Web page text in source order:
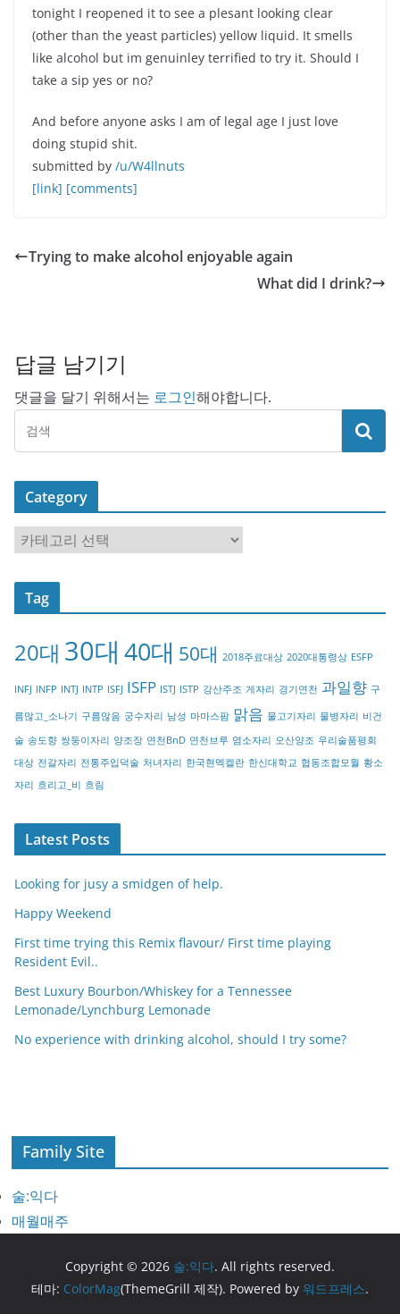
tonight I reopened it to see a plesant looking clear
(other than the yeast particles) yellow liquid. It smells
like alcohol but im genuinley terrified to try it. Should I
take a sip yes or no?
And before anyone asks I am of legal age I just love
doing stupid shit.
submitted by /u/W4llnuts
[link] [comments]
Trying to make alcohol enjoyable again
What did I drink?
답글 남기기
댓글을 달기 위해서는 로그인해야합니다.
Category
a
t
o
y
Tag
20대 30대 40대 50대 2018주료대상 2020대통령상 ESFP
INFJ INFP INTJ INTP ISFJ ISFP ISTJ ISTP 강산주조 게자리 경기연천 과일향 구
름많고_소나기 구름많음 궁수자리 남성 마마스팜 맑음 물고기자리 물병자리 비건
술 송도향 쌍둥이자리 양조장 연천BnD 연천브루 염소자리 오산양조 우리술품평회
대상 전갈자리 전통주입덕술 처녀자리 한국현멕켈란 한신대학교 협동조합모월 황소
자리 흐리고_비 흐림
Latest Posts
Looking for jusy a smidgen of help.
Happy Weekend
First time trying this Remix flavour/ First time playing
Resident Evil..
Best Luxury Bourbon/Whiskey for a Tennessee
Lemonade/Lynchburg Lemonade
No experience with drinking alcohol, should I try some?
Family Site
술:익다
매월매주
Copyright © 2026 술:익다. All rights reserved.
테마: ColorMag(ThemeGrill 제작). Powered by 워드프레스.